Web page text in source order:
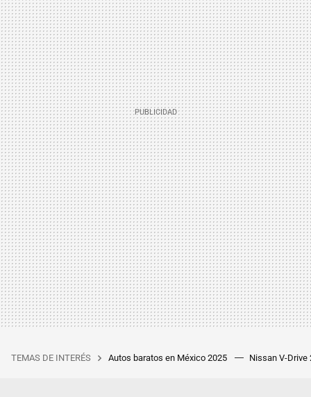
TEMAS DE INTERÉS Autos baratos en México 2025 Nissan V-Drive